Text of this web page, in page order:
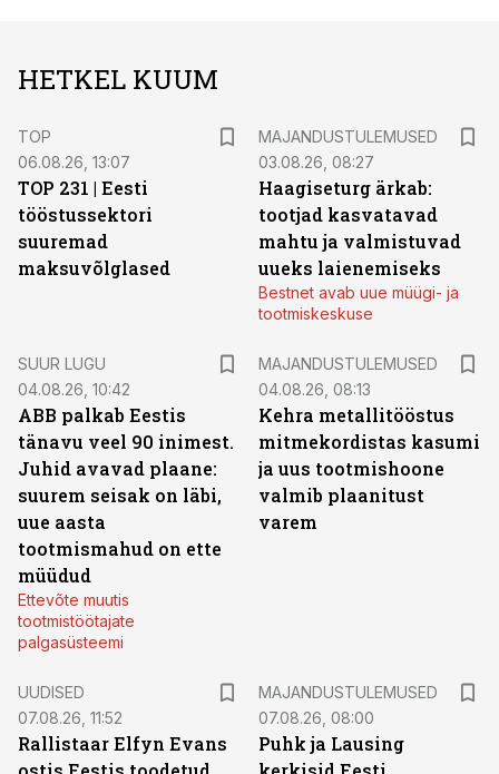
HETKEL KUUM
TOP
06.08.26, 13:07
TOP 231 | Eesti
tööstussektori
suuremad
maksuvõlglased
MAJANDUSTULEMUSED
03.08.26, 08:27
Haagiseturg ärkab:
tootjad kasvatavad
mahtu ja valmistuvad
uueks laienemiseks
Bestnet avab uue müügi- ja
tootmiskeskuse
SUUR LUGU
04.08.26, 10:42
ABB palkab Eestis
tänavu veel 90 inimest.
Juhid avavad plaane:
suurem seisak on läbi,
uue aasta
tootmismahud on ette
müüdud
Ettevõte muutis
tootmistöötajate
palgasüsteemi
MAJANDUSTULEMUSED
04.08.26, 08:13
Kehra metallitööstus
mitmekordistas kasumi
ja uus tootmishoone
valmib plaanitust
varem
UUDISED
07.08.26, 11:52
Rallistaar Elfyn Evans
MAJANDUSTULEMUSED
07.08.26, 08:00
Puhk ja Lausing